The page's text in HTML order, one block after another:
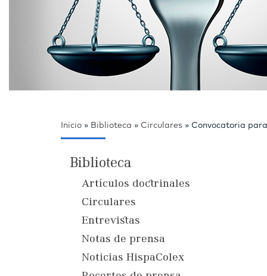
Inicio » Biblioteca » Circulares » Convocatoria
Biblioteca
Artículos doctrinales
Circulares
Entrevistas
Notas de prensa
Noticias HispaColex